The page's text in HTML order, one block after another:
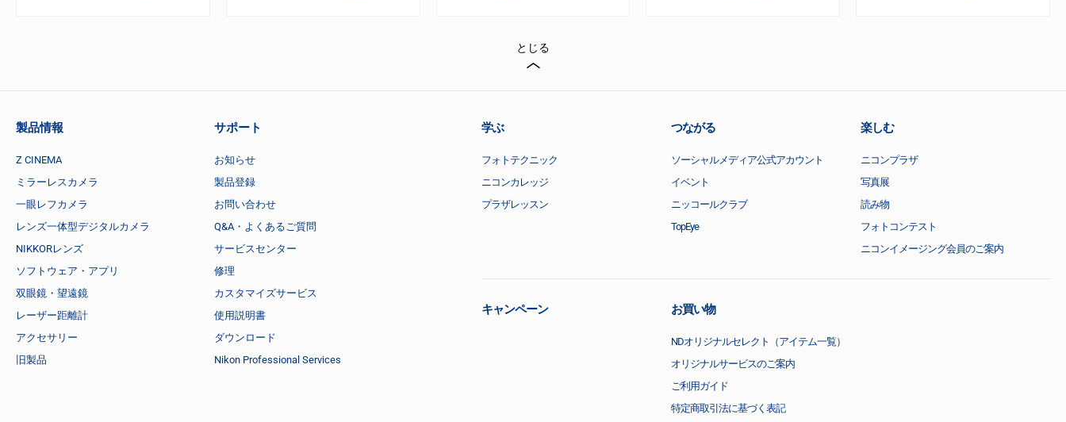
とじる
製品情報
Z CINEMA
ミラーレスカメラ
一眼レフカメラ
レンズ一体型デジタルカメラ
NIKKORレンズ
ソフトウェア・アプリ
双眼鏡・望遠鏡
レーザー距離計
アクセサリー
旧製品
サポート
お知らせ
製品登録
お問い合わせ
Q&A・よくあるご質問
サービスセンター
修理
カスタマイズサービス
使用説明書
ダウンロード
Nikon Professional Services
学ぶ
フォトテクニック
ニコンカレッジ
プラザレッスン
つながる
ソーシャルメディア公式アカウント
イベント
ニッコールクラブ
TopEye
楽しむ
ニコンプラザ
写真展
読み物
フォトコンテスト
ニコンイメージング会員のご案内
キャンペーン お買い物
NDオリジナルセレクト（アイテム一覧）
オリジナルサービスのご案内
ご利用ガイド
特定商取引法に基づく表記